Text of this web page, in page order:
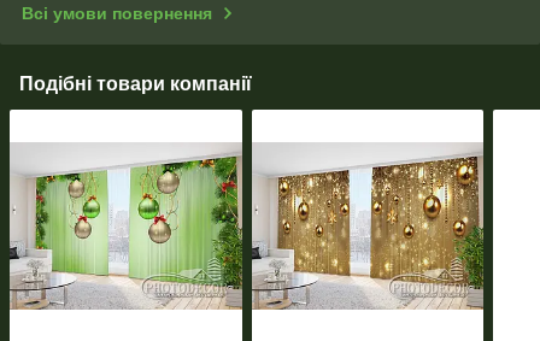
Всі умови повернення
Подібні товари компанії